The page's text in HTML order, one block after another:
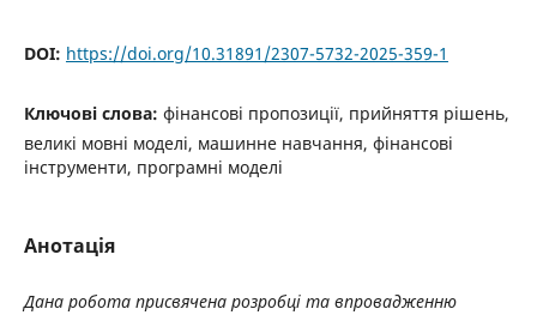
DOI: https://doi.org/10.31891/2307-5732-2025-359-1
Ключові слова: фінансові пропозиції, прийняття рішень,
великі мовні моделі, машинне навчання, фінансові
інструменти, програмні моделі
Анотація
Дана робота присвячена розробці та впровадженню